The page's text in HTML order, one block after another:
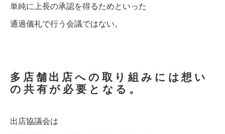
単純に上長の承認を得るためといった
通過儀礼で行う会議ではない。
多店舗出店への取り組みには想い
の共有が必要となる。
出店協議会は